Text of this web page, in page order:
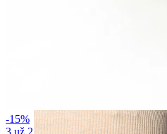
-15%
3 už 2